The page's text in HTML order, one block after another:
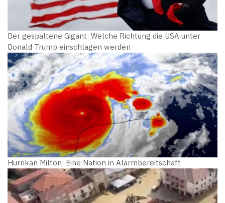
Der gespaltene Gigant: Welche Richtung die USA unter
Donald Trump einschlagen werden
Hurrikan Milton: Eine Nation in Alarmbereitschaft